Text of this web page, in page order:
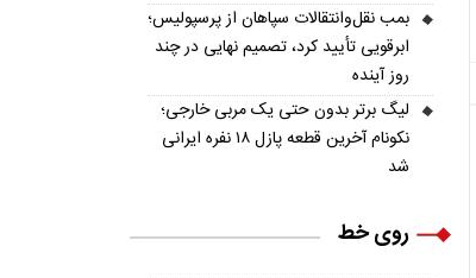
بمب نقل‌وانتقالات سپاهان از پرسپولیس؛
ابرقویی تأیید کرد، تصمیم نهایی در چند
روز آینده
لیگ برتر بدون حتی یک مربی خارجی؛
نکونام آخرین قطعه پازل ۱۸ نفره ایرانی
شد
روی خط